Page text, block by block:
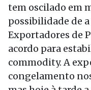
tem oscilado em
possibilidade de
Exportadores de
acordo para
commodity. A
congelamento